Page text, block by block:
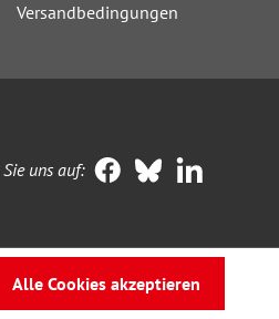
Versandbedingungen
uns auf:
Alle Cookies akzeptieren